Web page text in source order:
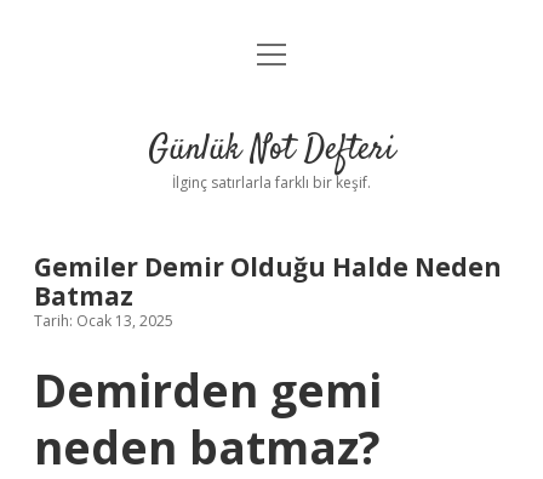
Anasayfa
Yasal Uyarı
menüyü
Günlük Not Defteri
İlginç satırlarla farklı bir keşif.
Gemiler Demir Olduğu Halde Neden
Batmaz
Tarih: Ocak 13, 2025
Demirden gemi
neden batmaz?